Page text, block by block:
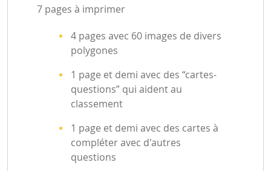
7 pages à imprimer
4 pages avec 60 images de divers
polygones
1 page et demi avec des “cartes-
questions” qui aident au
classement
1 page et demi avec des cartes à
compléter avec d'autres
questions